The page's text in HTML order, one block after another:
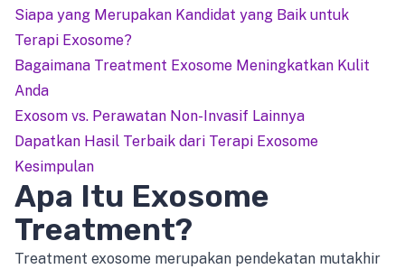
Siapa yang Merupakan Kandidat yang Baik untuk
Terapi Exosome?
Bagaimana Treatment Exosome Meningkatkan Kulit
Anda
Exosom vs. Perawatan Non-Invasif Lainnya
Dapatkan Hasil Terbaik dari Terapi Exosome
Kesimpulan
Apa Itu Exosome
Treatment?
Treatment exosome merupakan pendekatan mutakhir